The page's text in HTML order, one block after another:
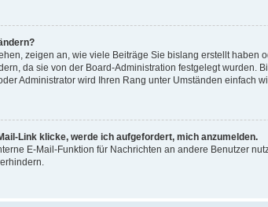
zeigen an, wie viele Beiträge Sie bislang erstellt
da sie von der Board-Administration festgelegt
Administrator wird Ihren Rang unter Umständen einfach
Link klicke, werde ich aufgefordert, mich anzumelden.
E-Mail-Funktion für Nachrichten an andere Benutzer